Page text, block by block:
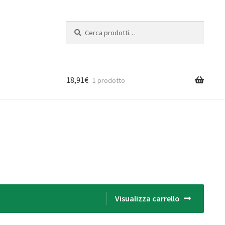
18,91€ 1 prodotto
Visualizza carrello